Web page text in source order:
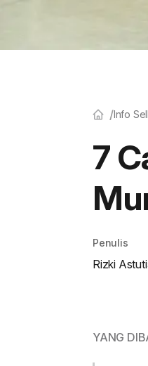
Info
7
Penulis
Rizki Astuti
YANG